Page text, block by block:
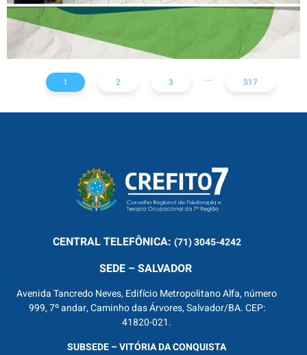
1 2 3 ... 317
CENTRALTELEFÔNICA: (71) 3045-4242
SEDE – SALVADOR
Avenida Tancredo Neves, Edifício Metropolitano Alfa, número
999, 7º andar, Caminho das Árvores, Salvador/BA. CEP:
41820-021.
SUBSEDE – VITÓRIA DA CONQUISTA